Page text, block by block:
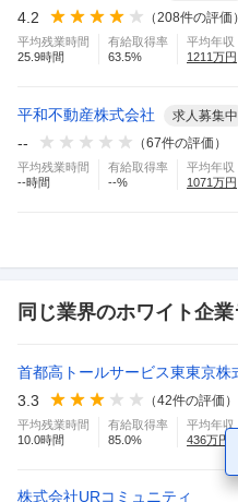
4.2 （208件の評価）
平均残業時間
25.9時間
有給取得率
63.5%
平均年収
1211万円
平和不動産株式会社 求人募集中
-- （67件の評価）
平均残業時間
--時間
有給取得率
--%
平均年収
1071万円
同じ業界のホワイト企
首都高トールサービス東東京株
3.3 （42件の評価）
平均残業時間
10.0時間
有給取得率
85.0%
平均年収
436万円
株式会社URコミュニティ